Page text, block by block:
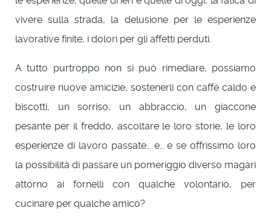
vivere sulla strada, la delusione per le esperienze
lavorative finite, i dolori per gli affetti perduti.
A tutto purtroppo non si può rimediare, possiamo
costruire nuove amicizie, sostenerli con caffè caldo e
biscotti, un sorriso, un abbraccio, un giaccone
pesante per il freddo, ascoltare le loro storie, le loro
esperienze di lavoro passate… e… e se offrissimo loro
la possibilità di passare un pomeriggio diverso magari
attorno ai fornelli con qualche volontario, per
cucinare per qualche amico?